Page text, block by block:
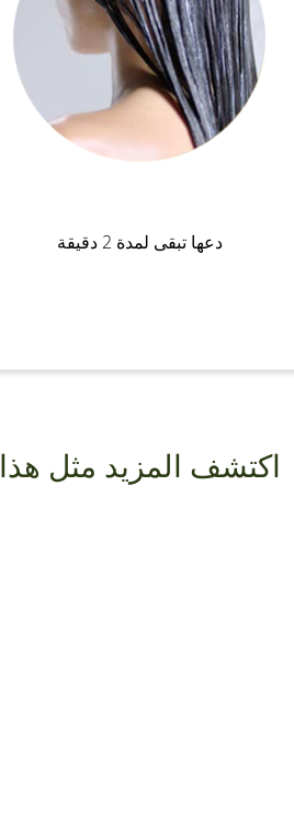
دعها تبقى لمدة 2 دقيقة
اكتشف المزيد مثل هذا